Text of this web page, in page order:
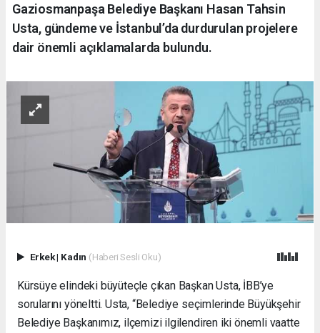
Gaziosmanpaşa Belediye Başkanı Hasan Tahsin
Usta, gündeme ve İstanbul’da durdurulan projelere
dair önemli açıklamalarda bulundu.
Erkek| Kadın (Haberi Sesli Oku)
Kürsüye elindeki büyüteçle çıkan Başkan Usta, İBB’ye
sorularını yöneltti. Usta, “Belediye seçimlerinde Büyükşehir
Belediye Başkanımız, ilçemizi ilgilendiren iki önemli vaatte